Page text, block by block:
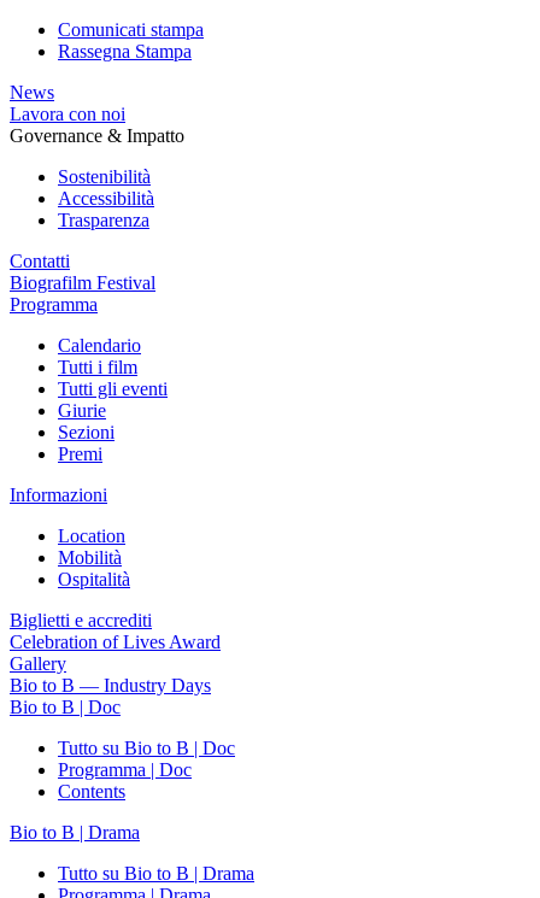
Comunicati stampa
Rassegna Stampa
News
Lavora con noi
Governance & Impatto
Sostenibilità
Accessibilità
Trasparenza
Contatti
Biografilm Festival
Programma
Calendario
Tutti i film
Tutti gli eventi
Giurie
Sezioni
Premi
Informazioni
Location
Mobilità
Ospitalità
Biglietti e accrediti
Celebration of Lives Award
Gallery
Bio to B — Industry Days
Bio to B | Doc
Tutto su Bio to B | Doc
Programma | Doc
Contents
Bio to B | Drama
Tutto su Bio to B | Drama